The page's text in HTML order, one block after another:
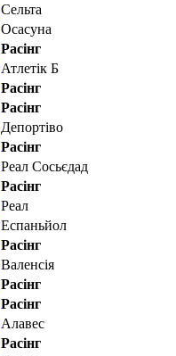
Сельта
Осасуна
Расінг
Атлетік Б
Расінг
Расінг
Депортіво
Расінг
Реал Сосьєдад
Расінг
Реал
Еспаньйол
Расінг
Валенсія
Расінг
Расінг
Алавес
Расінг